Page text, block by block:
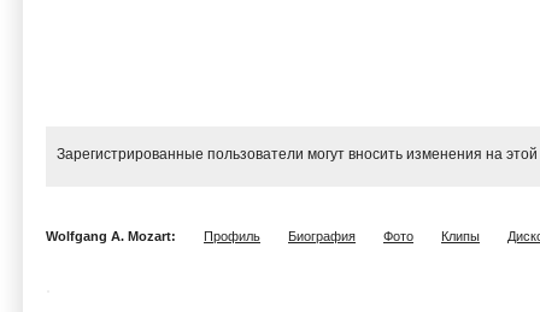
Зарегистрированные пользователи могут вносить изменения на
Wolfgang A. Mozart: Профиль Биография Фото Клипы